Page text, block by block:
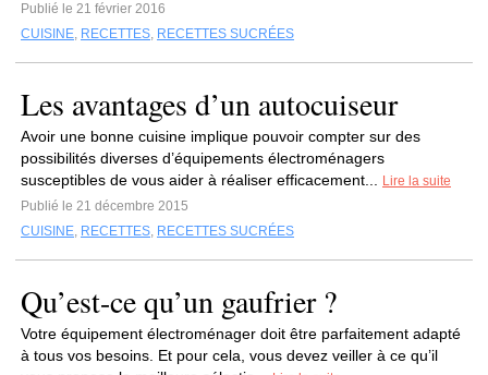
Publié le 21 février 2016
CUISINE, RECETTES, RECETTES SUCRÉES
Les avantages d’un autocuiseur
Avoir une bonne cuisine implique pouvoir compter sur des
possibilités diverses d’équipements électroménagers
susceptibles de vous aider à réaliser efficacement...
Lire la suite
Publié le 21 décembre 2015
CUISINE, RECETTES, RECETTES SUCRÉES
Qu’est-ce qu’un gaufrier ?
Votre équipement électroménager doit être parfaitement adapté
à tous vos besoins. Et pour cela, vous devez veiller à ce qu’il